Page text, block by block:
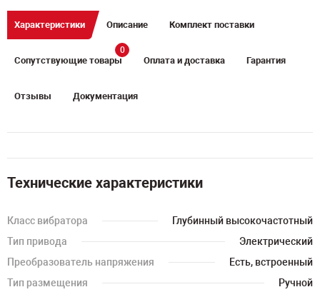
Характеристики Описание Комплект поставки
Сопутствующие товары
0
Оплата и доставка Гарантия
Отзывы Документация
Технические характеристики
Класс вибратора
Глубинный высокочастотный
Тип привода
Электрический
Преобразователь напряжения
Есть, встроенный
Тип размещения
Ручной